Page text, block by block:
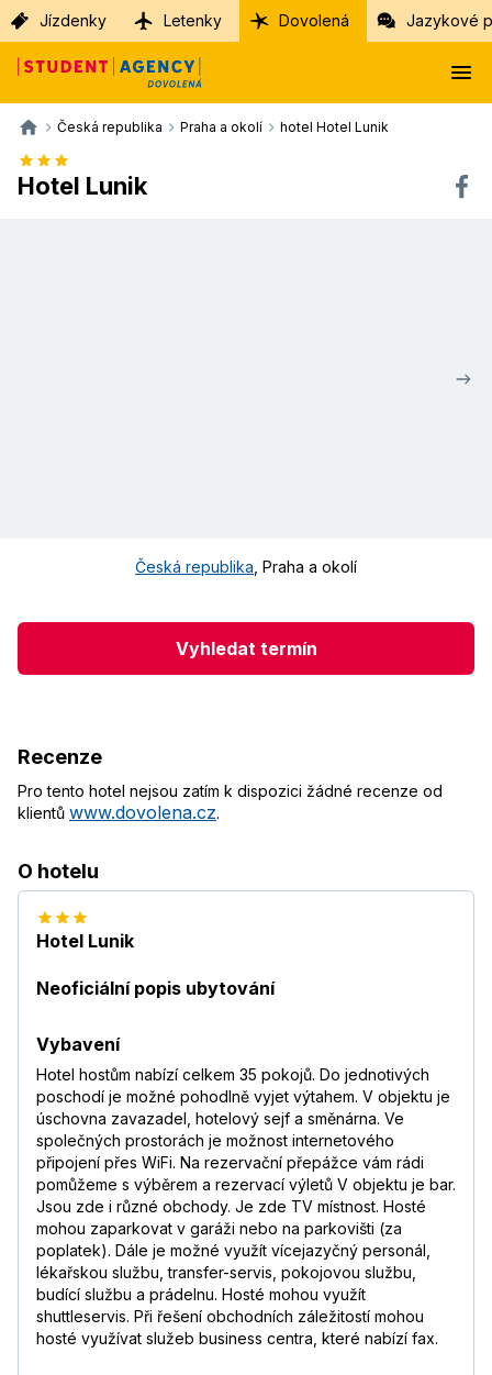
Jízdenky Letenky Dovolená Jazykové
Česká republika Praha a okolí hotel Hotel Lunik
Hotel Lunik
Česká republika Praha a okolí
Vyhledat termín
Recenze
Pro tento hotel nejsou zatím k dispozici žádné recenze od
klientů www.dovolena.cz.
O hotelu
Hotel Lunik
Neoficiální popis ubytování
Vybavení
Hotel hostům nabízí celkem 35 pokojů. Do jednotivých
poschodí je možné pohodlně vyjet výtahem. V objektu je
úschovna zavazadel, hotelový sejf a směnárna. Ve
společných prostorách je možnost internetového
připojení přes WiFi. Na rezervační přepážce vám rádi
pomůžeme s výběrem a rezervací výletů V objektu je bar.
Jsou zde i různé obchody. Je zde TV místnost. Hosté
mohou zaparkovat v garáži nebo na parkovišti (za
poplatek). Dále je možné využít vícejazyčný personál,
lékařskou službu, transfer-servis, pokojovou službu,
budící službu a prádelnu. Hosté mohou využít
shuttleservis. Při řešení obchodních záležitostí mohou
hosté využívat služeb business centra, které nabízí fax.